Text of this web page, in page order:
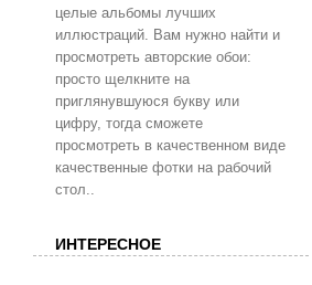
целые альбомы лучших
иллюстраций. Вам нужно найти и
просмотреть авторские обои:
просто щелкните на
приглянувшуюся букву или
цифру, тогда сможете
просмотреть в качественном виде
качественные фотки на рабочий
стол..
ИНТЕРЕСНОЕ